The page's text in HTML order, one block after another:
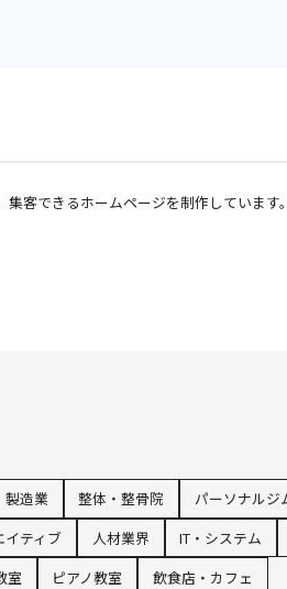
客できるホームページを制作しています。
製造業 整体・整骨院 パーソナルジ
イティブ 人材業界 IT・システム
室 ピアノ教室 飲食店・カフェ